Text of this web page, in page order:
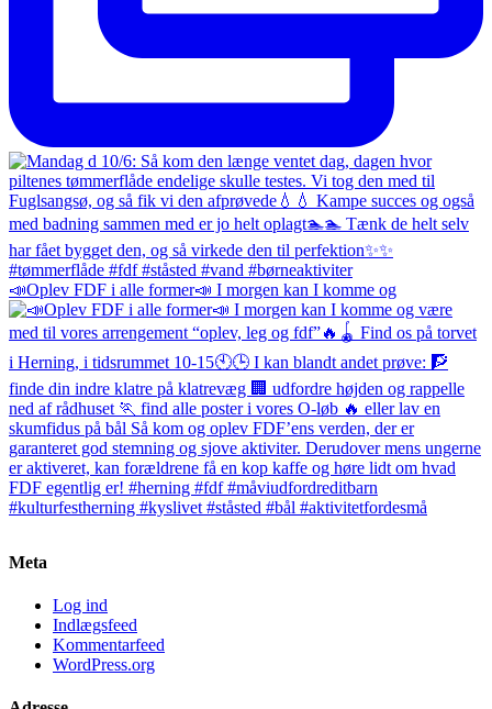
📣Oplev FDF i alle former📣 I morgen kan I komme og
Meta
Log ind
Indlægsfeed
Kommentarfeed
WordPress.org